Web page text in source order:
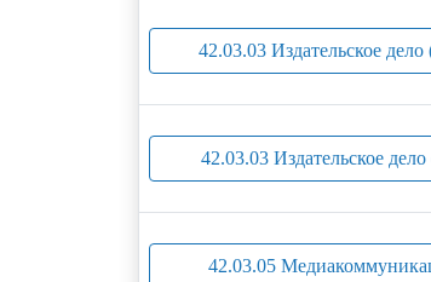
42.03.03 Издательское
42.03.03 Издательское
42.03.05